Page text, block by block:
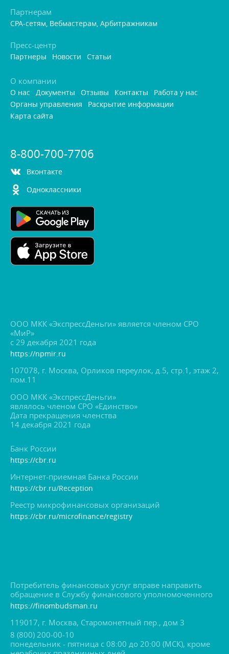
Партнерам
CPA-сетям, Вебмастерам, Арбитражникам
Пресс-центр
Партнеры Новости Статьи
О компании
О нас Документы Отзывы Контакты
Работа у нас
Органы управления
Раскрытие информации
Карта сайта
8-800-700-7706
контакте
Одноклассники
ООО МКК «ЭкспрессДеньги» является членом СРО
«МиР»
с 29 декабря 2021 года
https://npmir.ru
107078, г. Москва, Орликов переулок, д.5, стр.1, этаж 2,
пом.11
ООО МКК «ЭкспрессДеньги»
являлось членом СРО «Единство»
Дата прекращения членства
14 декабря 2021 года
Банк России
https://cbr.ru
Интернет-приемная Банка России
https://cbr.ru/Reception
Реестр микрофинансовых организаций
https://cbr.ru/microfinance/registry
Потребитель финансовых услуг вправе направить
обращение в Службу финансового уполномоченного
https://finombudsman.ru
119017, г. Москва, Старомонетный пер., дом 3
8 (800) 200-00-10
понедельник - пятница с 08:00 до 20:00 (МСК), кроме